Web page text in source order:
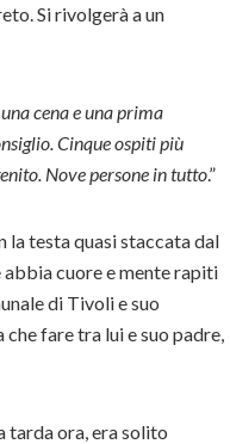
Si rivolgerà a un
cena e una prima
Cinque ospiti più
Nove persone in tutto.”
la testa quasi staccata dal
abbia cuore e mente rapiti
di Tivoli e suo
fare tra lui e suo padre,
tarda ora, era solito